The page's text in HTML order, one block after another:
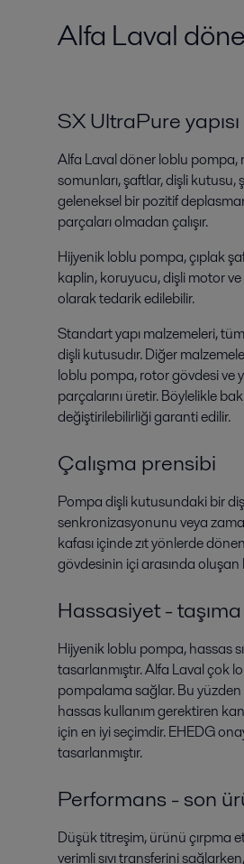
Alfa Laval
SX UltraPure yapısı
Alfa Laval döner loblu pompa,
somunları, şaftlar, dişli
geleneksel bir pozitif
parçaları olmadan çalışır.
Hijyenik loblu pompa, çıplak
kaplin, koruyucu, dişli motor
olarak tedarik edilebilir.
Standart yapı malzemeleri,
dişli kutusudır. Diğer
loblu pompa, rotor gövdesi ve
parçalarını üretir. Böylelikle
değiştirilebilirliği garanti edilir.
Çalışma prensibi
Pompa dişli kutusundaki bir
senkronizasyonunu veya
kafası içinde zıt yönlerde
gövdesinin içi arasında
Hassasiyet -
Hijyenik loblu pompa, hassas
tasarlanmıştır. Alfa Laval çok
pompalama sağlar. Bu yüzden
hassas kullanım gerektiren
için en iyi seçimdir. EHEDG
tasarlanmıştır.
Performans - son
Düşük titreşim, ürünü çırpma
verimli sıvı transferini